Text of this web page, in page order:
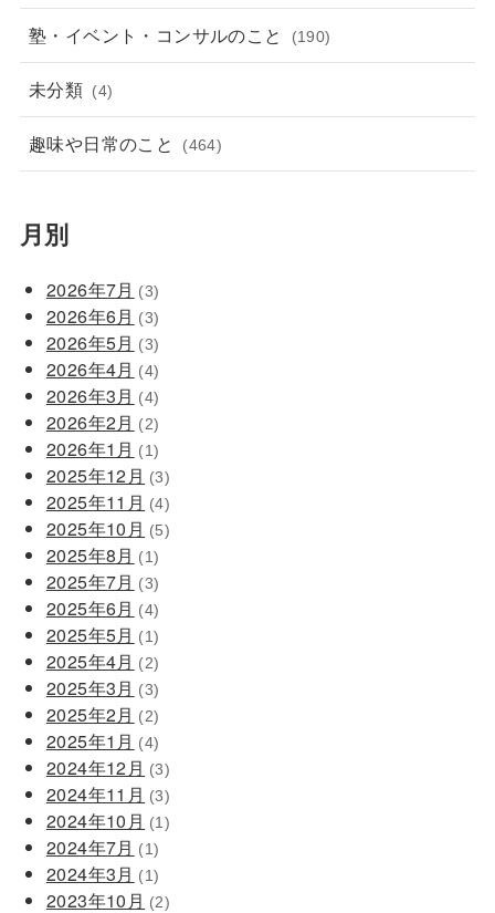
塾・イベント・コンサルのこと (190)
未分類 (4)
趣味や日常のこと (464)
月別
2026年7月 (3)
2026年6月 (3)
2026年5月 (3)
2026年4月 (4)
2026年3月 (4)
2026年2月 (2)
2026年1月 (1)
2025年12月 (3)
2025年11月 (4)
2025年10月 (5)
2025年8月 (1)
2025年7月 (3)
2025年6月 (4)
2025年5月 (1)
2025年4月 (2)
2025年3月 (3)
2025年2月 (2)
2025年1月 (4)
2024年12月 (3)
2024年11月 (3)
2024年10月 (1)
2024年7月 (1)
2024年3月 (1)
2023年10月 (2)